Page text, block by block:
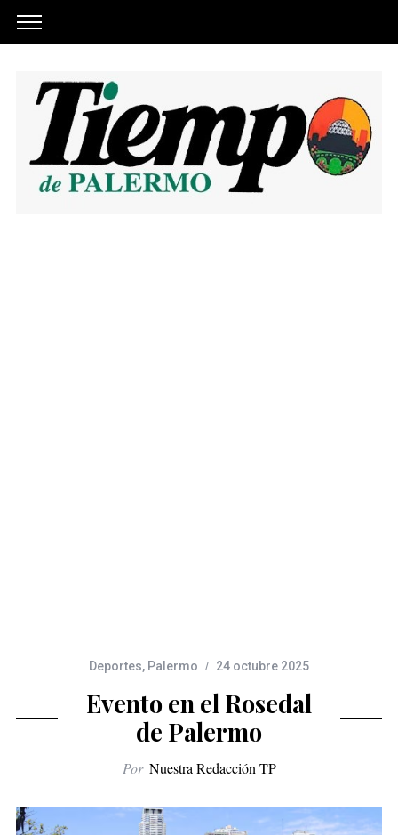
Deportes, Palermo 24 octubre 2025
Evento en el Rosedal
de Palermo
Por Nuestra Redacción TP